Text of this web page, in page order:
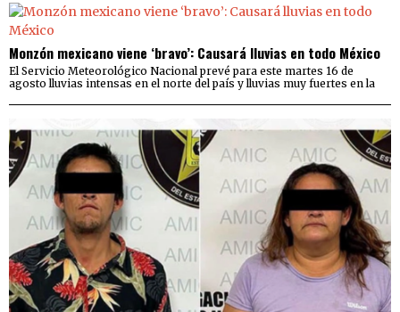
Monzón mexicano viene ‘bravo’: Causará lluvias en todo México
El Servicio Meteorológico Nacional prevé para este martes 16 de
agosto lluvias intensas en el norte del país y lluvias muy fuertes en la